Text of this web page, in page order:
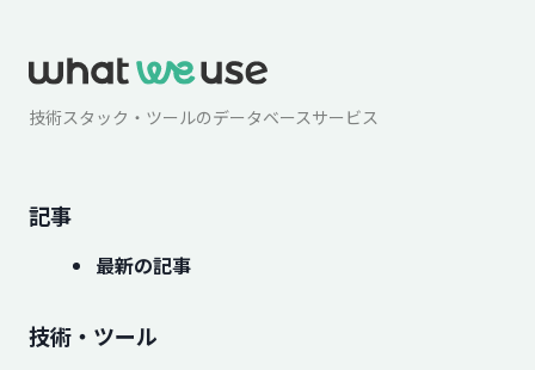
技術スタック・ツールのデータベースサービス
記事
最新の記事
技術・ツール